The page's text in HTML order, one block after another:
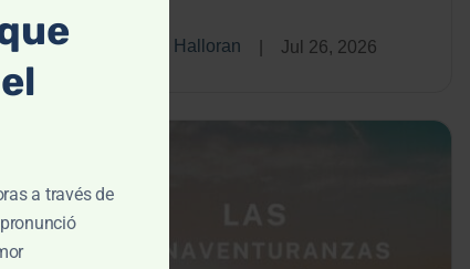
Kevin Halloran Jul 26, 2026
a través de